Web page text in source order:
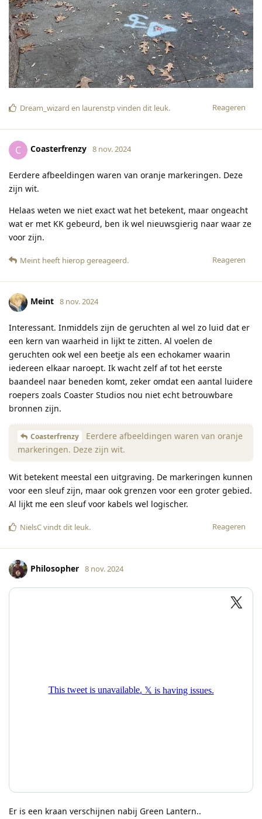
Reageren
Dream_wizard en laurenstpvinden dit leuk.
C Coasterfrenzy 8 nov. 2024
Eerdere afbeeldingen waren van oranje markeringen. Deze
zijn wit.
Helaas weten we niet exact wat het betekent, maar ongeacht
wat er met KK gebeurd, ben ik wel nieuwsgierig naar waar ze
voor zijn.
Reageren
Meint heeft hierop gereageerd.
Meint 8 nov. 2024
Interessant. Inmiddels zijn de geruchten al wel zo luid dat er
een kern van waarheid in lijkt te zitten. Al voelen de
geruchten ook wel een beetje als een echokamer waarin
iedereen elkaar naroept. Ik wacht zelf af tot het eerste
baandeel naar beneden komt, zeker omdat een aantal luidere
roepers zoals Coaster Studios nou niet echt betrouwbare
bronnen zijn.
Coasterfrenzy
Eerdere afbeeldingen waren van oranje
markeringen. Deze zijn wit.
Wit betekent meestal een uitgraving. De markeringen kunnen
voor een sleuf zijn, maar ook grenzen voor een groter gebied.
Al lijkt me een sleuf voor kabels wel logischer.
Reageren
NielsCvindt dit leuk.
Philosopher 8 nov. 2024
Er is een kraan verschijnen nabij Green Lantern..